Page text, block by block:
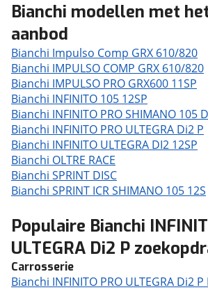
Bianchi modellen met
aanbod
Bianchi Impulso Comp GRX 610/820
Bianchi IMPULSO COMP GRX 610/820
Bianchi IMPULSO PRO GRX600 11SP
Bianchi INFINITO 105 12SP
Bianchi INFINITO PRO SHIMANO 105
Bianchi INFINITO PRO ULTEGRA Di2 P
Bianchi INFINITO ULTEGRA DI2 12SP
Bianchi OLTRE RACE
Bianchi SPRINT DISC
Bianchi SPRINT ICR SHIMANO 105 12S
Populaire Bianchi
ULTEGRA Di2 P
Carrosserie
Bianchi INFINITO PRO ULTEGRA Di2